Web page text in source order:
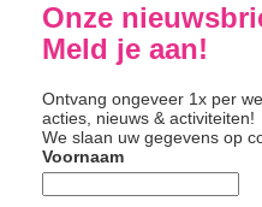
Onze
Meld je aan!
Ontvang ongeveer 1x per
acties, nieuws & activiteiten!
We slaan uw gegevens op
Voornaam